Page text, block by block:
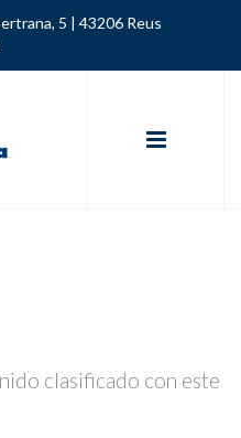
5 | 43206 Reus
clasificado con este